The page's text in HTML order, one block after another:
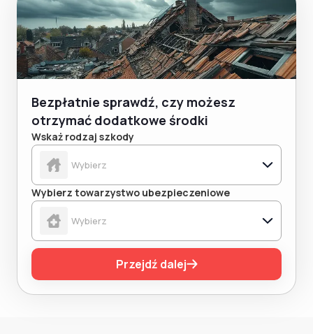
Bezpłatnie sprawdź, czy możesz
otrzymać dodatkowe środki
Wskaż rodzaj szkody
Wybierz towarzystwo ubezpieczeniowe
Przejdź dalej